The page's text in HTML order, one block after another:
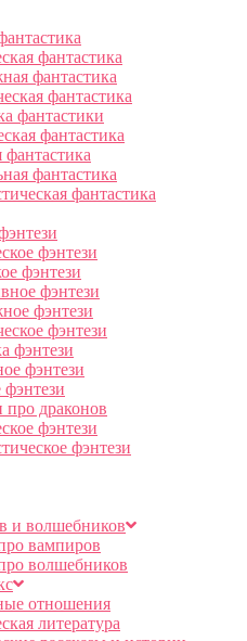
фантастика
фантастика
фантастика
фантастики
фантастика
фантастика
фантастика
фантастика
фэнтези
фэнтези
фэнтези
фэнтези
фэнтези
фэнтези
фэнтези
фэнтези
про драконов
фэнтези
фэнтези
и волшебников
вампиров
волшебников
отношения
литература